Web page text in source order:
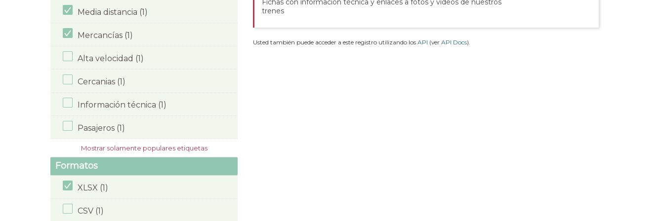
Media distancia (1)
Mercancías (1)
Alta velocidad (1)
Cercanias (1)
Información técnica (1)
Pasajeros (1)
Mostrar solamente populares etiquetas
Formatos
XLSX (1)
CSV (1)
Fichas con información técnica y enlaces a fotos y vídeos de nuestros
trenes
Usted también puede acceder a este registro utilizando los API (ver API Docs).